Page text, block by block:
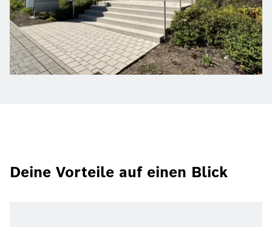
Deine Vorteile auf einen Blick